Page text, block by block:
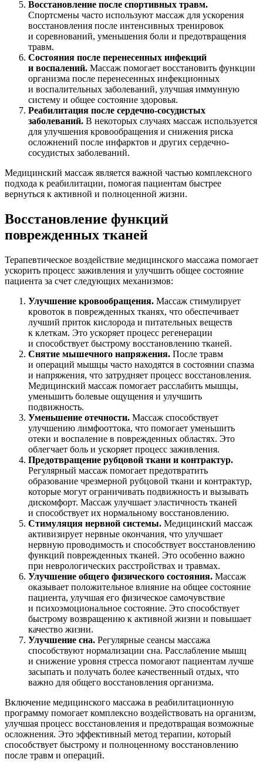
Восстановление после спортивных травм.
Спортсмены часто используют массаж для ускорения
восстановления после интенсивных тренировок
и соревнований, уменьшения боли и предотвращения
травм.
Состояния после перенесенных инфекций
и воспалений. Массаж помогает восстановить функции
организма после перенесенных инфекционных
и воспалительных заболеваний, улучшая иммунную
систему и общее состояние здоровья.
Реабилитация после сердечно-сосудистых
заболеваний. В некоторых случаях массаж используется
для улучшения кровообращения и снижения риска
осложнений после инфарктов и других сердечно-
сосудистых заболеваний.
Медицинский массаж является важной частью комплексного
подхода к реабилитации, помогая пациентам быстрее
вернуться к активной и полноценной жизни.
Восстановление функций
поврежденных тканей
Терапевтическое воздействие медицинского массажа помогает
ускорить процесс заживления и улучшить общее состояние
пациента за счет следующих механизмов:
Улучшение кровообращения. Массаж стимулирует
кровоток в поврежденных тканях, что обеспечивает
лучший приток кислорода и питательных веществ
к клеткам. Это ускоряет процесс регенерации
и способствует быстрому восстановлению тканей.
Снятие мышечного напряжения. После травм
и операций мышцы часто находятся в состоянии спазма
и напряжения, что затрудняет процесс восстановления.
Медицинский массаж помогает расслабить мышцы,
уменьшить болевые ощущения и улучшить
подвижность.
Уменьшение отечности. Массаж способствует
улучшению лимфооттока, что помогает уменьшить
отеки и воспаление в поврежденных областях. Это
облегчает боль и ускоряет процесс заживления.
Предотвращение рубцовой ткани и контрактур.
Регулярный массаж помогает предотвратить
образование чрезмерной рубцовой ткани и контрактур,
которые могут ограничивать подвижность и вызывать
дискомфорт. Массаж улучшает эластичность тканей
и способствует их нормальному восстановлению.
Стимуляция нервной системы. Медицинский массаж
активизирует нервные окончания, что улучшает
нервную проводимость и способствует восстановлению
функций поврежденных тканей. Это особенно важно
при неврологических расстройствах и травмах.
Улучшение общего физического состояния. Массаж
оказывает положительное влияние на общее состояние
пациента, улучшая его физическое самочувствие
и психоэмоциональное состояние. Это способствует
быстрому возвращению к активной жизни и повышает
качество жизни.
Улучшение сна. Регулярные сеансы массажа
способствуют нормализации сна. Расслабление мышц
и снижение уровня стресса помогают пациентам лучше
засыпать и получать более качественный отдых, что
важно для общего восстановления организма.
Включение медицинского массажа в реабилитационную
программу помогает комплексно воздействовать на организм,
улучшая процесс восстановления и предотвращая возможные
осложнения. Это эффективный метод терапии, который
способствует быстрому и полноценному восстановлению
после травм и операций.